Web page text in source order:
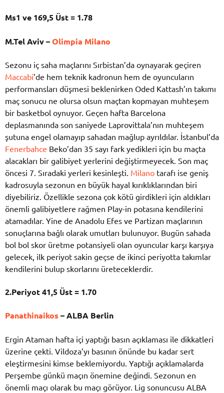
Ms1 ve 169,5 Üst = 1.78
M.Tel Aviv –Olimpia Milano
Sezonu iç saha maçlarını Sırbistan’da oynayarak geçiren
Maccabi’de hem teknik kadronun hem de oyuncuların
performansları düşmesi beklenirken Oded Kattash’ın takımı
maç sonucu ne olursa olsun maçtan kopmayan muhteşem
bir basketbol oynuyor. Geçen hafta Barcelona
deplasmanında son saniyede Laprovittala’nın muhteşem
şutuna engel olamayıp sahadan mağlup ayrıldılar. İstanbul’da
Fenerbahce Beko’dan 35 sayı fark yedikleri için bu maçta
alacakları bir galibiyet yerlerini değiştirmeyecek. Son maç
öncesi 7. Sıradaki yerleri kesinleşti. Milano tarafı ise geniş
kadrosuyla sezonun en büyük hayal kırıklıklarından biri
diyebiliriz. Özellikle sezona çok kötü girdikleri için aldıkları
önemli galibiyetlere rağmen Play-in potasına kendilerini
atamadılar. Yine de Anadolu Efes ve Partizan maçlarının
sonuçlarına bağlı olarak umutları bulunuyor. Bugün sahada
bol bol skor üretme potansiyeli olan oyuncular karşı karşıya
gelecek, ilk periyot sakin geçse de ikinci periyotta takımlar
kendilerini bulup skorlarını üreteceklerdir.
2.Periyot 41,5 Üst = 1.70
Panathinaikos – ALBA Berlin
Ergin Ataman hafta içi yaptığı basın açıklaması ile dikkatleri
üzerine çekti. Vildoza’yı basının önünde bu kadar sert
eleştirmesini kimse beklemiyordu. Yaptığı açıklamalarda
Perşembe günkü maçın önemine değindi. Sezonun en
önemli maçı olarak bu maçı görüyor. Lig sonuncusu ALBA